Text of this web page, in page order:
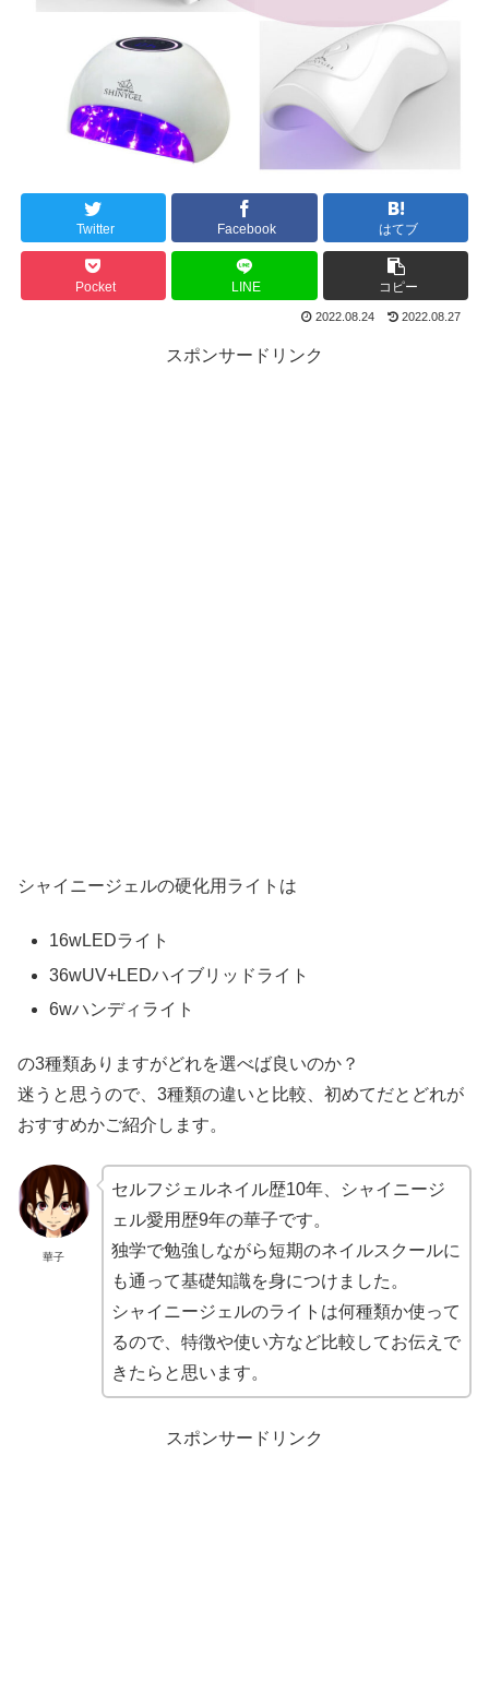
Twitter Facebook はてブ
Pocket LINE コピー
2022.08.24 2022.08.27
スポンサードリンク
シャイニージェルの硬化用ライトは
16wLEDライト
36wUV+LEDハイブリッドライト
6wハンディライト
の3種類ありますがどれを選べば良いのか？
迷うと思うので、3種類の違いと比較、初めてだとどれが
おすすめかご紹介します。
華子
セルフジェルネイル歴10年、シャイニージ
ェル愛用歴9年の華子です。
独学で勉強しながら短期のネイルスクールに
も通って基礎知識を身につけました。
シャイニージェルのライトは何種類か使って
るので、特徴や使い方など比較してお伝えで
きたらと思います。
スポンサードリンク